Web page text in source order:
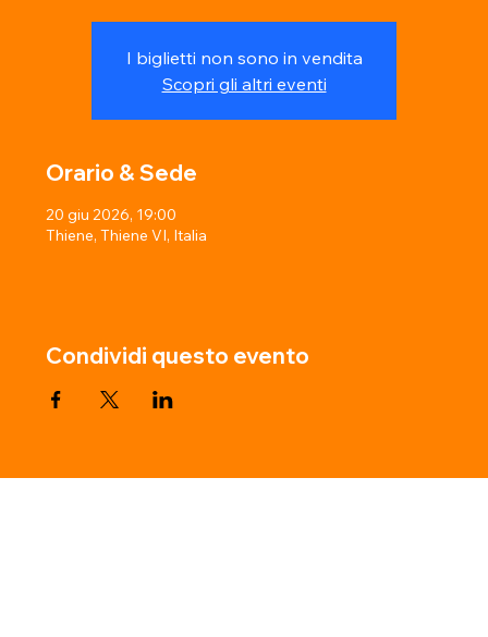
I biglietti non sono in vendita
Scopri gli altri eventi
Orario & Sede
20 giu 2026, 19:00
Thiene, Thiene VI, Italia
Condividi questo evento